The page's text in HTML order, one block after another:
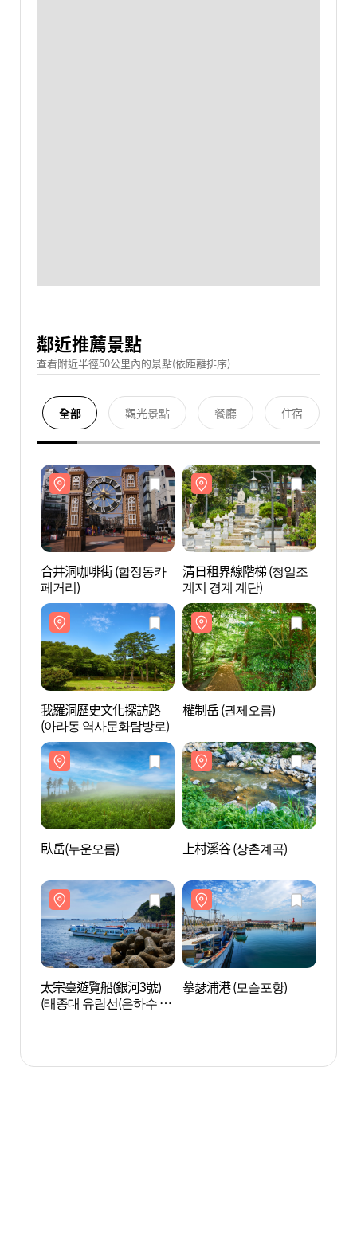
鄰近推薦景點
查看附近半徑50公里內的景點(依距離排序)
全部 觀光景點 餐廳 住宿
合井洞咖啡街 (합정동카
페거리)
清日租界線階梯 (청일조
계지 경계 계단)
我羅洞歷史文化探訪路
(아라동 역사문화탐방로)
權制岳 (권제오름)
臥岳(누운오름) 上村溪谷 (상촌계곡)
太宗臺遊覽船(銀河3號)
(태종대 유람선(은하수 3
摹瑟浦港 (모슬포항)